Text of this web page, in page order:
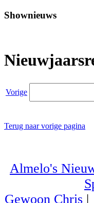
Shownieuws
Vorige
Terug naar vorige pagina
Almelo's
Gewoon Chris|